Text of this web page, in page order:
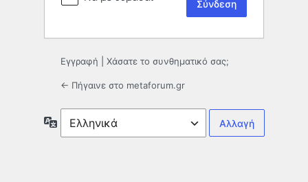
Εγγραφή Χάσατε το συνθηματικό σας;
← Πήγαινε στο metaforum.gr
Γλώσσα